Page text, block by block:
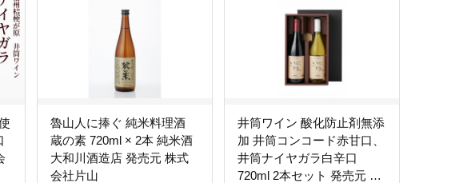
魯山人に捧ぐ 純米料理酒
蔵の素 720ml × 2本 純米酒
大和川酒造店 発売元 株式
会社片山
井筒ワイン 酸化防止剤無添
加 井筒コンコード赤甘口、
井筒ナイヤガラ白辛口
720ml 2本セット 発売元 株